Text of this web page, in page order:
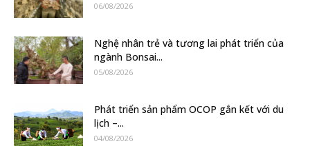
06/08/2026
Nghệ nhân trẻ và tương lai phát triển của
ngành Bonsai...
05/08/2026
Phát triển sản phẩm OCOP gắn kết với du
lịch –...
04/08/2026